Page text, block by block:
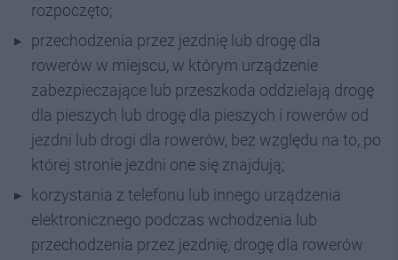
rozpoczęto;
przechodzenia przez jezdnię lub drogę dla
rowerów w miejscu, w którym urządzenie
zabezpieczające lub przeszkoda oddzielają drogę
dla pieszych lub drogę dla pieszych i rowerów od
jezdni lub drogi dla rowerów, bez względu na to, po
której stronie jezdni one się znajdują;
korzystania z telefonu lub innego urządzenia
elektronicznego podczas wchodzenia lub
przechodzenia przez jezdnię, drogę dla rowerów